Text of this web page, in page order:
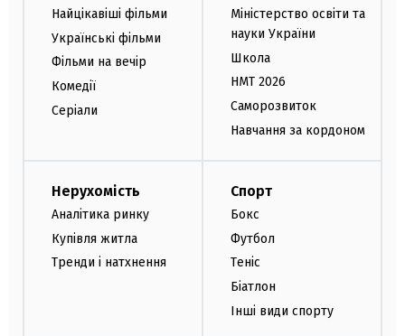
Найцікавіші фільми
Українські фільми
Фільми на вечір
Комедії
Серіали
Міністерство освіти та
науки України
Школа
НМТ 2026
Саморозвиток
Навчання за кордоном
Нерухомість
Аналітика ринку
Купівля житла
Тренди і натхнення
Спорт
Бокс
Футбол
Теніс
Біатлон
Інші види спорту